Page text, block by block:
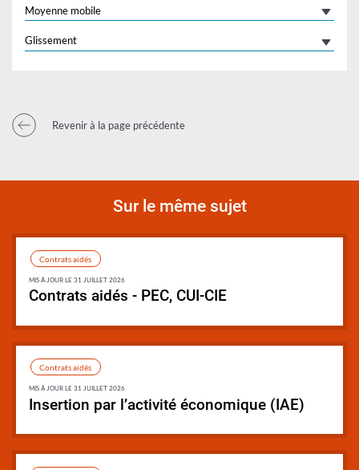
Moyenne mobile
Glissement
Revenir à la page précédente
Sur le même sujet
Contrats aidés - PEC, CUI-CIE
Synthèse
Contrats aidés
MIS À JOUR LE 31 JUILLET 2026
Insertion par l’activité économique (IAE)
Synthèse
Contrats aidés
MIS À JOUR LE 31 JUILLET 2026